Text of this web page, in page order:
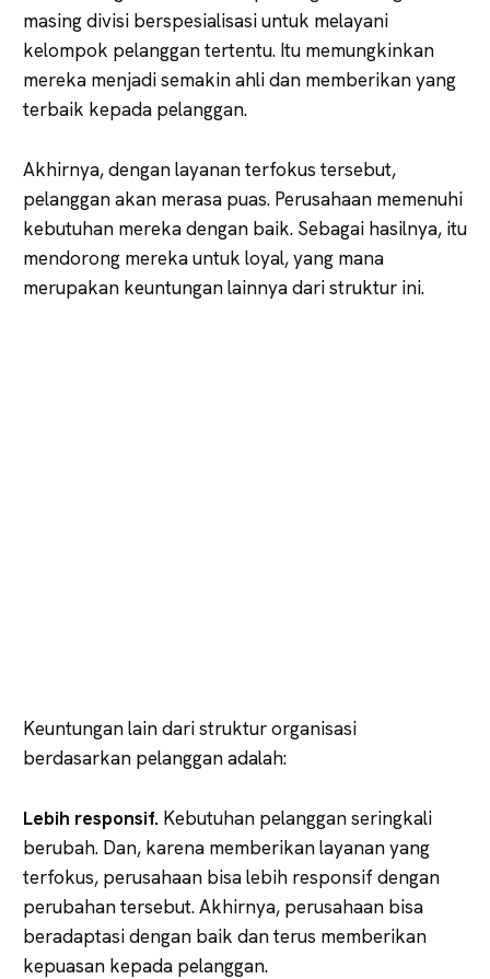
masing divisi berspesialisasi untuk melayani
kelompok pelanggan tertentu. Itu memungkinkan
mereka menjadi semakin ahli dan memberikan yang
terbaik kepada pelanggan.
Akhirnya, dengan layanan terfokus tersebut,
pelanggan akan merasa puas. Perusahaan memenuhi
kebutuhan mereka dengan baik. Sebagai hasilnya, itu
mendorong mereka untuk loyal, yang mana
merupakan keuntungan lainnya dari struktur ini.
Keuntungan lain dari struktur organisasi
berdasarkan pelanggan adalah:
Lebih responsif. Kebutuhan pelanggan seringkali
berubah. Dan, karena memberikan layanan yang
terfokus, perusahaan bisa lebih responsif dengan
perubahan tersebut. Akhirnya, perusahaan bisa
beradaptasi dengan baik dan terus memberikan
kepuasan kepada pelanggan.